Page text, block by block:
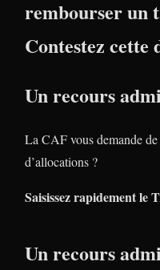
rembourser un
Contestez cette
Un recours
La CAF vous demande
d’allocations ?
Saisissez rapidement
Un recours